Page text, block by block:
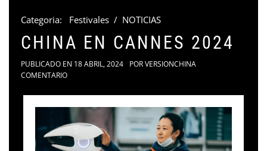
Categoria: Festivales / NOTICIAS
CHINA EN CANNES 2024
PUBLICADO EN 18 ABRIL, 2024 PORVERSIONCHINA
COMENTARIO